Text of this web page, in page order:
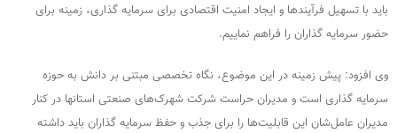
باید با تسهیل فرآیندها و ایجاد امنیت اقتصادی برای سرمایه گذاری، زمینه برای
حضور سرمایه‌ گذاران را فراهم نماییم.
وی افزود: پیش زمینه در این موضوع، نگاه تخصصی مبتنی بر دانش به حوزه
سرمایه گذاری است و مدیران حراست شرکت شهرک‌های صنعتی استانها در کنار
مدیران عامل‌شان این قابلیت‌ها را برای جذب و حفظ سرمایه گذاران باید داشته